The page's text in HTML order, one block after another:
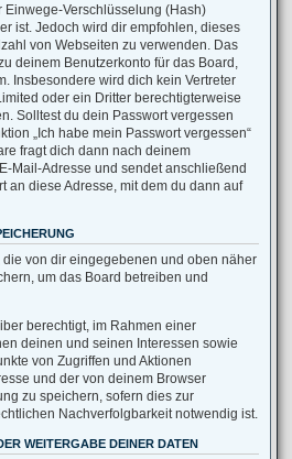
Einwege-Verschlüsselung (Hash)
ist. Jedoch wird dir empfohlen, dieses
von Webseiten zu verwenden. Das
deinem Benutzerkonto für das Board,
Insbesondere wird dich kein Vertreter
oder ein Dritter berechtigterweise
Solltest du dein Passwort vergessen
„Ich habe mein Passwort vergessen“
fragt dich dann nach deinem
Mail-Adresse und sendet anschließend
an diese Adresse, mit dem du dann auf
die von dir eingegebenen und oben näher
um das Board betreiben und
berechtigt, im Rahmen einer
deinen und seinen Interessen sowie
von Zugriffen und Aktionen
und der von deinem Browser
zu speichern, sofern dies zur
Nachverfolgbarkeit notwendig ist.
WEITERGABE DEINER DATEN